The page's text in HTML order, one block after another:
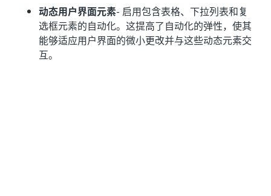
动态用户界面元素- 启用包含表格、下拉列表和复
选框元素的自动化。这提高了自动化的弹性，使其
能够适应用户界面的微小更改并与这些动态元素交
互。